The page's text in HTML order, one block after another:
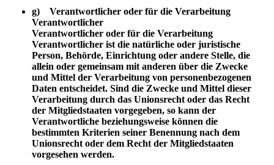
g) Verantwortlicher oder für die Verarbeitung
Verantwortlicher
Verantwortlicher oder für die Verarbeitung
Verantwortlicher ist die natürliche oder juristische
Person, Behörde, Einrichtung oder andere Stelle, die
allein oder gemeinsam mit anderen über die Zwecke
und Mittel der Verarbeitung von personenbezogenen
Daten entscheidet. Sind die Zwecke und Mittel dieser
Verarbeitung durch das Unionsrecht oder das Recht
der Mitgliedstaaten vorgegeben, so kann der
Verantwortliche beziehungsweise können die
bestimmten Kriterien seiner Benennung nach dem
Unionsrecht oder dem Recht der Mitgliedstaaten
vorgesehen werden.